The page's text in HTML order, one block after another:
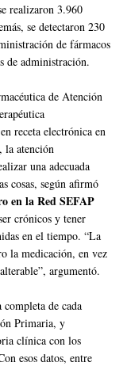
realizaron 3.960
se detectaron 230
de fármacos
de administración.
de Atención
receta electrónica en
la atención
una adecuada
cosas, según afirmó
en la Red SEFAP
crónicos y tener
en el tiempo. “La
la medicación, en vez
argumentó.
de cada
Primaria, y
clínica con los
esos datos, entre